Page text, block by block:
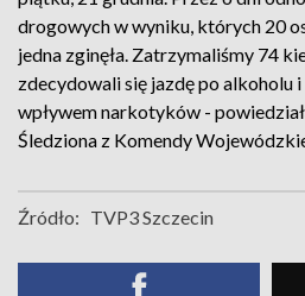
drogowych w wyniku, których 20
jedna zginęła. Zatrzymaliśmy 74
zdecydowali się jazdę po alkoholu
wpływem narkotyków -
Śledziona z Komendy
Źródło: TVP3 Szczecin